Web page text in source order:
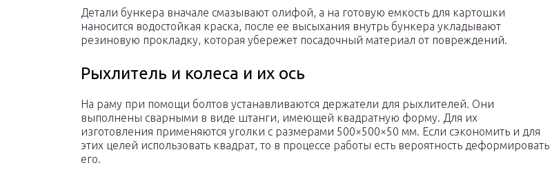
Детали бункера вначале смазывают олифой, а на готовую емкость для картошки
наносится водостойкая краска, после ее высыхания внутрь бункера укладывают
резиновую прокладку, которая убережет посадочный материал от повреждений.
Рыхлитель и колеса и их ось
На раму при помощи болтов устанавливаются держатели для рыхлителей. Они
выполнены сварными в виде штанги, имеющей квадратную форму. Для их
изготовления применяются уголки с размерами 500×500×50 мм. Если сэкономить и для
этих целей использовать квадрат, то в процессе работы есть вероятность деформировать
его.